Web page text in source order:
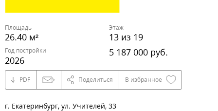
Площадь
26.40 м²
Этаж
13 из 19
Год постройки
2026
5 187 000 руб.
PDF Поделиться В избранное
г. Екатеринбург, ул. Учителей, 33